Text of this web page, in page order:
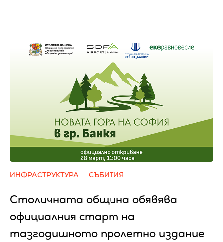
ИНФРАСТРУКТУРА СЪБИТИЯ
Столичната община обявява
официалния старт на
тазгодишното пролетно издание